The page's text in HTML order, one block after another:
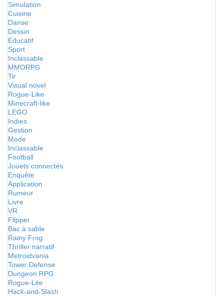
Simulation
Cuisine
Danse
Dessin
Educatif
Sport
Inclassable
MMORPG
Tir
Visual novel
Rogue-Like
Minecraft-like
LEGO
Indies
Gestion
Mode
Inclassable
Football
Jouets connectés
Enquête
Application
Rumeur
Livre
VR
Flipper
Bac à sable
Rainy Frog
Thriller narratif
Metroidvania
Tower Defense
Dungeon RPG
Rogue-Lite
Hack-and-Slash